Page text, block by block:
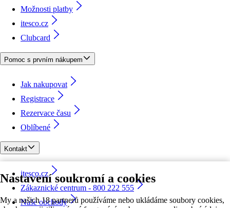
Nastavení soukromí a cookies
My a našich 18 partnerů používáme nebo ukládáme soubory cookies,
Možnosti platby
itesco.cz
Clubcard
Pomoc s prvním nákupem
Jak nakupovat
Registrace
Rezervace času
Oblíbené
Kontakt
itesco.cz
Zákaznické centrum - 800 222 555
Naše obchody